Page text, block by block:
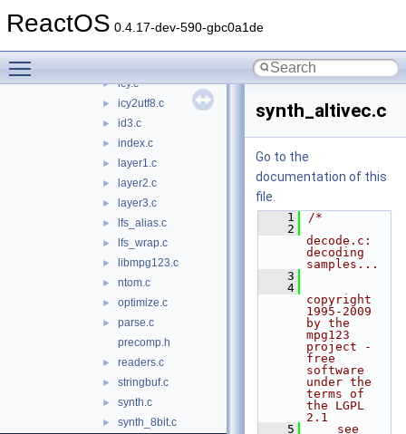
ReactOS 0.4.17-dev-590-gbc0a1de
► feature.c
► icy.c
► icy2utf8.c
► id3.c
► index.c
► layer1.c
► layer2.c
► layer3.c
► lfs_alias.c
► lfs_wrap.c
► libmpg123.c
► ntom.c
► optimize.c
►
parse.c
precomp.h
► readers.c
► stringbuf.c
► synth.c
► synth_8bit.c
synth_altivec.c
Go to the
documentation of this
file.
    1
/*
    2
decode.c:
decoding
samples...
    3
    4
copyright
1995-2009
by the
mpg123
project -
free
software
under the
terms of
the LGPL
2.1
    5
    see